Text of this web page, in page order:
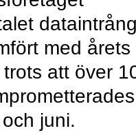
med årets
att över
juni.